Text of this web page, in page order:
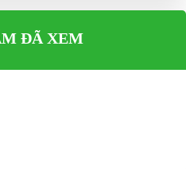
ĐÃ XEM